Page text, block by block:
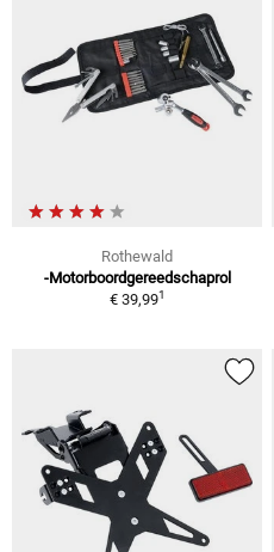
Rothewald
-Motorboordgereedschaprol
€ 39,991